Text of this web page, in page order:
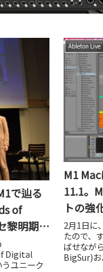
で辿る
of
黎明期
Digital
ユニーク
Ableton Live
M1
11.1。
トの強
2月1日に
たので、
ばせなが
BigSur)